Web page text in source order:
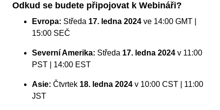
Odkud se budete připojovat k Webináři?
Evropa: Středa 17. ledna 2024 ve 14:00 GMT |
15:00 SEČ
Severní Amerika: Středa 17. ledna 2024 v 11:00
PST | 14:00 EST
Asie: Čtvrtek 18. ledna 2024 v 10:00 CST | 11:00
JST